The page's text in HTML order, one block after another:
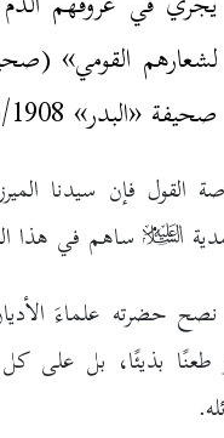
صحيفة «البدر» 18/06/1908).
القول فإن سيدنا
ساهم في هذا
نصح حضرته علماءَ
طعنًا بذيئًا، بل على